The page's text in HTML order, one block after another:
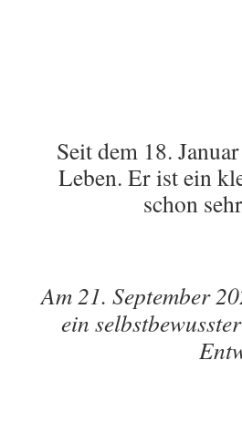
Seit dem 18.
Leben. Er ist ein
schon
Am 21. September
ein